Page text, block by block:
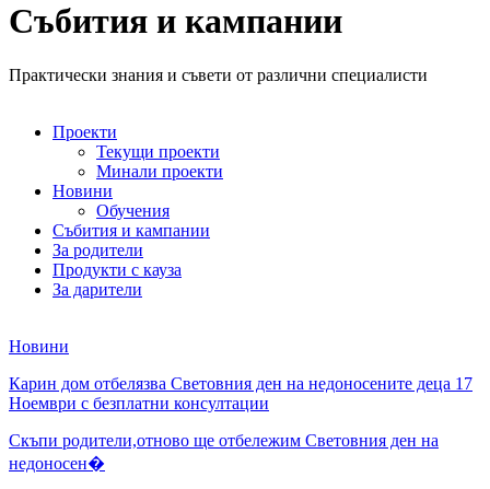
Събития и кампании
Практически знания и съвети от различни специалисти
Проекти
Текущи проекти
Минали проекти
Новини
Обучения
Събития и кампании
За родители
Продукти с кауза
За дарители
Новини
Карин дом отбелязва Световния ден на недоносените деца 17
Ноември с безплатни консултации
Скъпи родители,отново ще отбележим Световния ден на
недоносен�